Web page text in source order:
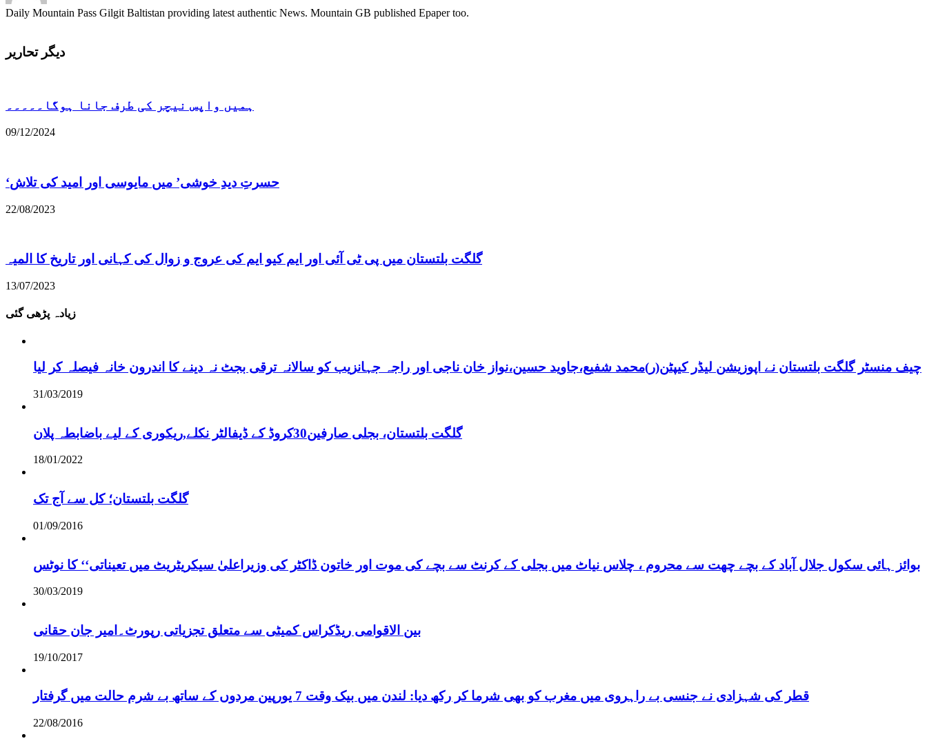
Daily Mountain Pass Gilgit Baltistan providing latest authentic News. Mountain GB published Epaper too.
دیگر تحاریر
ہمیں واپس نیچر کی طرف جانا ہوگا۔۔۔۔۔
09/12/2024
22/08/2023
گلگت بلتستان میں پی ٹی آئی اور ایم کیو ایم کی عروج و زوال کی کہانی اور تاریخ کا المیہ
13/07/2023
زیادہ پڑھی گئی
چیف منسٹر گلگت بلتستان نے اپوزیشن لیڈر کیپٹن(ر)محمد شفیع،جاوید حسین،نواز خان ناجی اور راجہ جہانزیب کو سالانہ ترقی بجٹ نہ دینے کا اندرون خانہ فیصلہ کر لیا
31/03/2019
گلگت بلتستان، بجلی صارفین30کروڈ کے ڈیفالٹر نکلے,ریکوری کے لیے باضابطہ پلان
18/01/2022
گلگت بلتستان؛ کل سے آج تک
01/09/2016
بوائز ہائی سکول جلال آباد کے بچے چھت سے محروم ، چلاس نیاٹ میں بجلی کے کرنٹ سے بچے کی موت اور خاتون ڈاکٹر کی وزیراعلیٰ سیکریٹریٹ میں تعیناتی‘‘ کا نوٹس
30/03/2019
بین الاقوامی ریڈکراس کمیٹی سے متعلق تجزیاتی رپورٹ۔امیر جان حقانی
19/10/2017
قطر کی شہزادی نے جنسی بے راہروی میں مغرب کو بھی شرما کر رکھ دیا: لندن میں بیک وقت 7 یورپین مردوں کے ساتھ بے شرم حالت میں گرفتار
22/08/2016